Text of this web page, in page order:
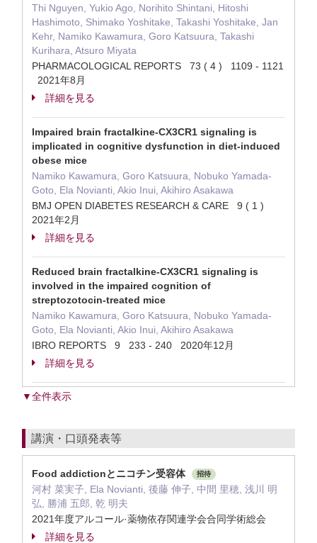
Thi Nguyen, Yukio Ago, Norihito Shintani, Hitoshi
Hashimoto, Shimako Yoshitake, Takashi Yoshitake, Jan
Kehr, Namiko Kawamura, Goro Katsuura, Takashi
Kurihara, Atsuro Miyata
PHARMACOLOGICAL REPORTS 73 ( 4 ) 1109 - 1121
2021年8月
詳細を見る
Impaired brain fractalkine-CX3CR1 signaling is
implicated in cognitive dysfunction in diet-induced
obese mice
Namiko Kawamura, Goro Katsuura, Nobuko Yamada-
Goto, Ela Novianti, Akio Inui, Akihiro Asakawa
BMJ OPEN DIABETES RESEARCH & CARE 9 ( 1 )
2021年2月
詳細を見る
Reduced brain fractalkine-CX3CR1 signaling is
involved in the impaired cognition of
streptozotocin-treated mice
Namiko Kawamura, Goro Katsuura, Nobuko Yamada-
Goto, Ela Novianti, Akio Inui, Akihiro Asakawa
IBRO REPORTS 9 233 - 240 2020年12月
詳細を見る
▼全件表示
講演・口頭発表等
Food addictionとニコチン受容体 招待
河村 菜実子, Ela Novianti, 後藤 伸子, 中間 里穂, 浅川 明
弘, 勝浦 五郎, 乾 明夫
2021年度アルコール·薬物依存関連学会合同学術総会
詳細を見る